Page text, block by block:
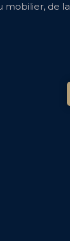
mobilier, de la